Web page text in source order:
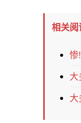
相关阅
惨